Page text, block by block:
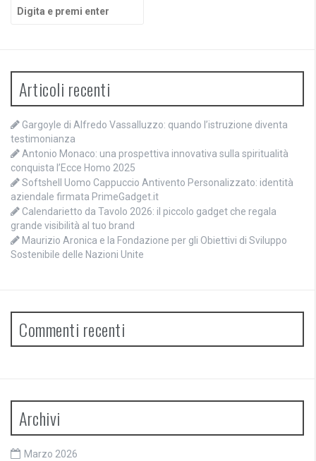
Cerca:
Articoli recenti
Gargoyle di Alfredo Vassalluzzo: quando l’istruzione diventa
testimonianza
Antonio Monaco: una prospettiva innovativa sulla spiritualità
conquista l’Ecce Homo 2025
Softshell Uomo Cappuccio Antivento Personalizzato: identità
aziendale firmata PrimeGadget.it
Calendarietto da Tavolo 2026: il piccolo gadget che regala
grande visibilità al tuo brand
Maurizio Aronica e la Fondazione per gli Obiettivi di Sviluppo
Sostenibile delle Nazioni Unite
Commenti recenti
Archivi
Marzo 2026